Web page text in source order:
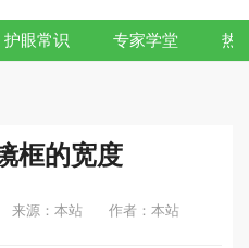
护眼常识 专家学堂 热
框的宽度
来源：本站 作者：本站